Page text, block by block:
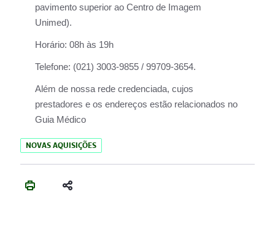
pavimento superior ao Centro de Imagem
Unimed).
Horário: 08h às 19h
Telefone: (021) 3003-9855 / 99709-3654.
Além de nossa rede credenciada, cujos
prestadores e os endereços estão relacionados no
Guia Médico
NOVAS AQUISIÇÕES